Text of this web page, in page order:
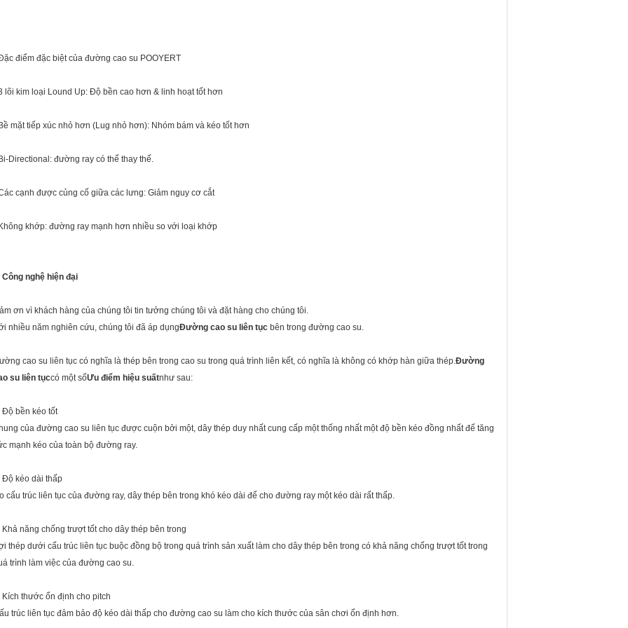
điểm đặc biệt của đường cao su POOYERT
lõi kim loại Lound Up: Độ bền cao hơn & linh hoạt tốt hơn
mặt tiếp xúc nhỏ hơn (Lug nhỏ hơn): Nhóm bám và kéo tốt hơn
Directional: đường ray có thể thay thế.
cạnh được củng cố giữa các lưng: Giảm nguy cơ cắt
khớp: đường ray mạnh hơn nhiều so với loại khớp
Công nghệ hiện đại
ơn vì khách hàng của chúng tôi tin tưởng chúng tôi và đặt hàng cho chúng tôi.
nhiều năm nghiên cứu, chúng tôi đã áp dụngĐường cao su liên tục bên trong đường cao su.
cao su liên tục có nghĩa là thép bên trong cao su trong quá trình liên kết, có nghĩa là không có khớp hàn giữa thép.Đường
su liên tụccó một sốƯu điểm hiệu suấtnhư sau:
Độ bền kéo tốt
của đường cao su liên tục được cuộn bởi một, dây thép duy nhất cung cấp một thống nhất một độ bền kéo đồng nhất để tăng
mạnh kéo của toàn bộ đường ray.
Độ kéo dài thấp
cấu trúc liên tục của đường ray, dây thép bên trong khó kéo dài để cho đường ray một kéo dài rất thấp.
Khả năng chống trượt tốt cho dây thép bên trong
thép dưới cấu trúc liên tục buộc đồng bộ trong quá trình sản xuất làm cho dây thép bên trong có khả năng chống trượt tốt trong
trình làm việc của đường cao su.
Kích thước ổn định cho pitch
trúc liên tục đảm bảo độ kéo dài thấp cho đường cao su làm cho kích thước của sân chơi ổn định hơn.